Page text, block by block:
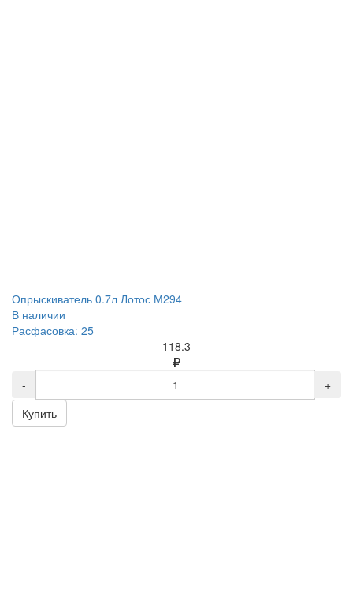
Опрыскиватель 0.7л Лотос М294
В наличии
Расфасовка: 25
118.3
-
+
Купить